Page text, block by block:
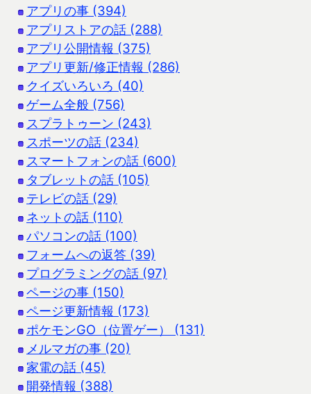
アプリの事 (394)
アプリストアの話 (288)
アプリ公開情報 (375)
アプリ更新/修正情報 (286)
クイズいろいろ (40)
ゲーム全般 (756)
スプラトゥーン (243)
スポーツの話 (234)
スマートフォンの話 (600)
タブレットの話 (105)
テレビの話 (29)
ネットの話 (110)
パソコンの話 (100)
フォームへの返答 (39)
プログラミングの話 (97)
ページの事 (150)
ページ更新情報 (173)
ポケモンGO（位置ゲー） (131)
メルマガの事 (20)
家電の話 (45)
開発情報 (388)